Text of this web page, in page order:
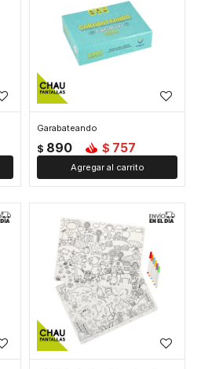
Garabateando
$ 890 $ 757